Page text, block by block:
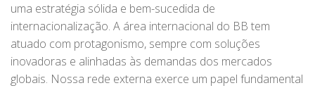
uma estratégia sólida e bem-sucedida de
internacionalização. A área internacional do BB tem
atuado com protagonismo, sempre com soluções
inovadoras e alinhadas às demandas dos mercados
globais. Nossa rede externa exerce um papel fundamental